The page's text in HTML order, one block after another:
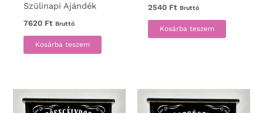
Szülinapi Ajándék
7620 Ft Bruttó
Kosárba teszem
2540 Ft Bruttó
Kosárba teszem